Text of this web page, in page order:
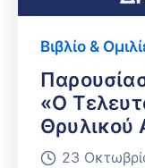
Βιβλίο &
«Ο
Θρυλικού
23